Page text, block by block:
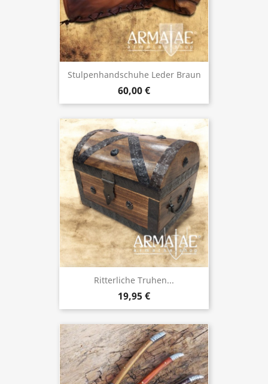
Stulpenhandschuhe Leder Braun
60,00 €
Ritterliche Truhen...
19,95 €